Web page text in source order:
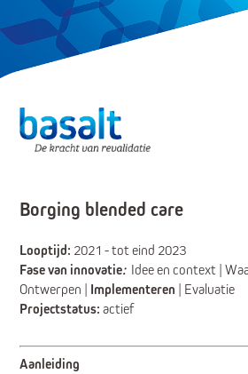
Direct naar de contentDirect naar de navigatie
Borging blended care
Looptijd: 2021 - tot eind 2023
Fase van innovatie: Idee en context |
Ontwerpen | Implementeren | Evaluatie
Projectstatus:actief
Aanleiding